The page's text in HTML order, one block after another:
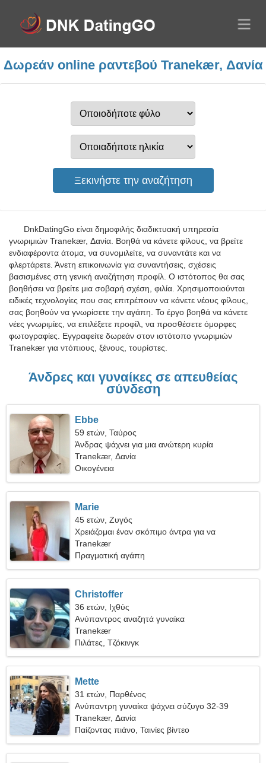
Δωρεάν online ραντεβού Tranekær, Δανία
DnkDatingGo είναι δημοφιλής διαδικτυακή υπηρεσία
γνωριμιών Tranekær, Δανία. Βοηθά να κάνετε φίλους, να βρείτε
ενδιαφέροντα άτομα, να συνομιλείτε, να συναντάτε και να
φλερτάρετε. Άνετη επικοινωνία για συναντήσεις, σχέσεις
βασισμένες στη γενική αναζήτηση προφίλ. Ο ιστότοπος θα σας
βοηθήσει να βρείτε μια σοβαρή σχέση, φιλία. Χρησιμοποιούνται
ειδικές τεχνολογίες που σας επιτρέπουν να κάνετε νέους φίλους,
σας βοηθούν να γνωρίσετε την αγάπη. Το έργο βοηθά να κάνετε
νέες γνωριμίες, να επιλέξετε προφίλ, να προσθέσετε όμορφες
φωτογραφίες. Εγγραφείτε δωρεάν στον ιστότοπο γνωριμιών
Tranekær για ντόπιους, ξένους, τουρίστες.
Άνδρες και γυναίκες σε απευθείας
σύνδεση
Ebbe
59 ετών, Ταύρος
Άνδρας ψάχνει για μια ανώτερη κυρία
Tranekær, Δανία
Οικογένεια
Marie
45 ετών, Ζυγός
Χρειάζομαι έναν σκόπιμο άντρα για να
ταξιδέψουμε μαζί
Tranekær
Πραγματική αγάπη
Christoffer
36 ετών, Ιχθύς
Ανύπαντρος αναζητά γυναίκα
Tranekær
Πιλάτες, Τζόκινγκ
Mette
31 ετών, Παρθένος
Ανύπαντρη γυναίκα ψάχνει σύζυγο 32-39
Tranekær, Δανία
Παίζοντας πιάνο, Ταινίες βίντεο